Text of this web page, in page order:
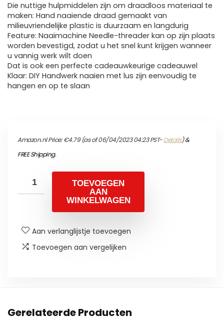
Die nuttige hulpmiddelen zijn om draadloos materiaal te
maken: Hand naaiende draad gemaakt van
milieuvriendelijke plastic is duurzaam en langdurig
Feature: Naaimachine Needle-threader kan op zijn plaats
worden bevestigd, zodat u het snel kunt krijgen wanneer
u vannig werk wilt doen
Dat is ook een perfecte cadeauwkeurige cadeauwel
Klaar: DIY Handwerk naaien met lus zijn eenvoudig te
hangen en op te slaan
Amazon.nl Price:€4.79(as of 06/04/2023 04:23 PST-Details)&
FREE Shipping.
TOEVOEGEN
AAN
WINKELWAGEN
Aan verlanglijstje toevoegen
Toevoegen aan vergelijken
Gerelateerde Producten